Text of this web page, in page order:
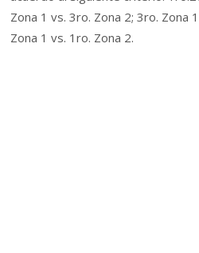
Zona 1 vs. 3ro. Zona 2; 3ro. Zona
Zona 1 vs. 1ro. Zona 2.